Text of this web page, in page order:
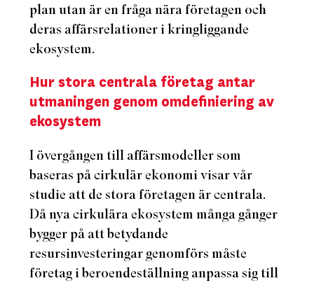
plan utan är en fråga nära företagen och
deras affärsrelationer i kringliggande
ekosystem.
Hur stora centrala företag antar
utmaningen genom omdefiniering av
ekosystem
I övergången till affärsmodeller som
baseras på cirkulär ekonomi visar vår
studie att de stora företagen är centrala.
Då nya cirkulära ekosystem många gånger
bygger på att betydande
resursinvesteringar genomförs måste
företag i beroendeställning anpassa sig till